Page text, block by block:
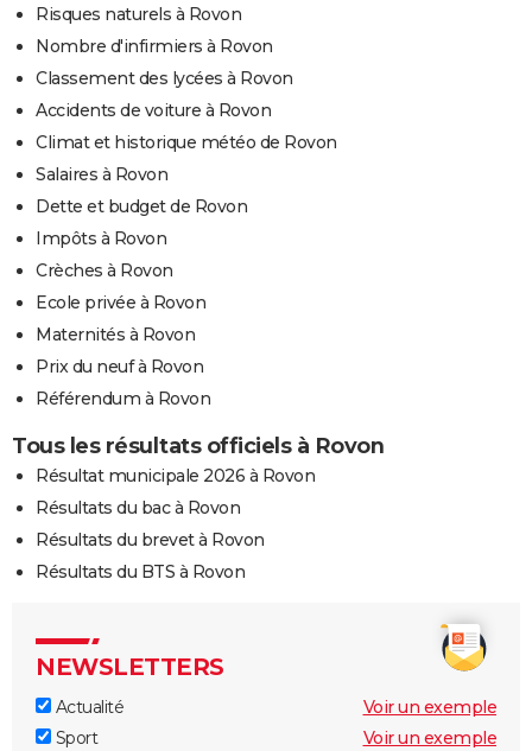
Risques naturels à Rovon
Nombre d'infirmiers à Rovon
Classement des lycées à Rovon
Accidents de voiture à Rovon
Climat et historique météo de Rovon
Salaires à Rovon
Dette et budget de Rovon
Impôts à Rovon
Crèches à Rovon
Ecole privée à Rovon
Maternités à Rovon
Prix du neuf à Rovon
Référendum à Rovon
Tous les résultats officiels à Rovon
Résultat municipale 2026 à Rovon
Résultats du bac à Rovon
Résultats du brevet à Rovon
Résultats du BTS à Rovon
NEWSLETTERS
Actualité
Voir un exemple
Sport
Voir un exemple